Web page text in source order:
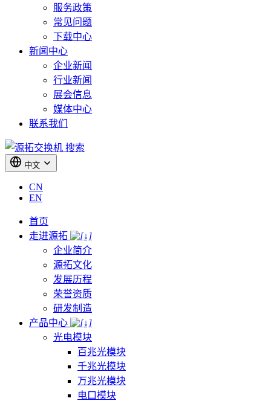
服务政策
常见问题
下载中心
新闻中心
企业新闻
行业新闻
展会信息
媒体中心
联系我们
搜索
中文
CN
EN
首页
走进源拓
企业简介
源拓文化
发展历程
荣誉资质
研发制造
产品中心
光电模块
百兆光模块
千兆光模块
万兆光模块
电口模块